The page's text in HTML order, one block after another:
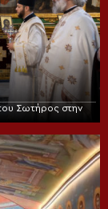
Σωτήρος στην